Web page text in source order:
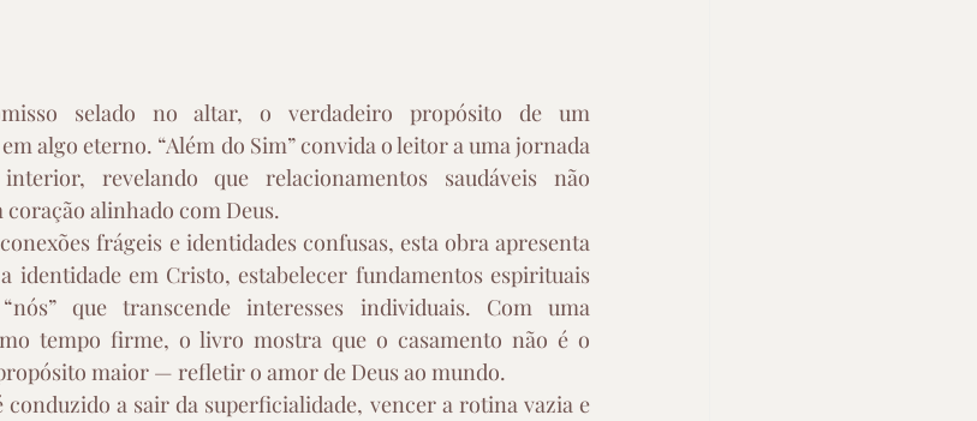
selado no altar, o verdadeiro propósito de um
algo eterno. “Além do Sim” convida o leitor a uma jornada
revelando que relacionamentos saudáveis não
alinhado com Deus.
frágeis e identidades confusas, esta obra apresenta
identidade em Cristo, estabelecer fundamentos espirituais
que transcende interesses individuais. Com uma
tempo firme, o livro mostra que o casamento não é o
maior — refletir o amor de Deus ao mundo.
a sair da superficialidade, vencer a rotina vazia e